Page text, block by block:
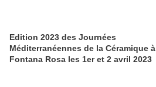
Edition 2023 des Journées
Méditerranéennes de la Céramique à
Fontana Rosa les 1er et 2 avril 2023